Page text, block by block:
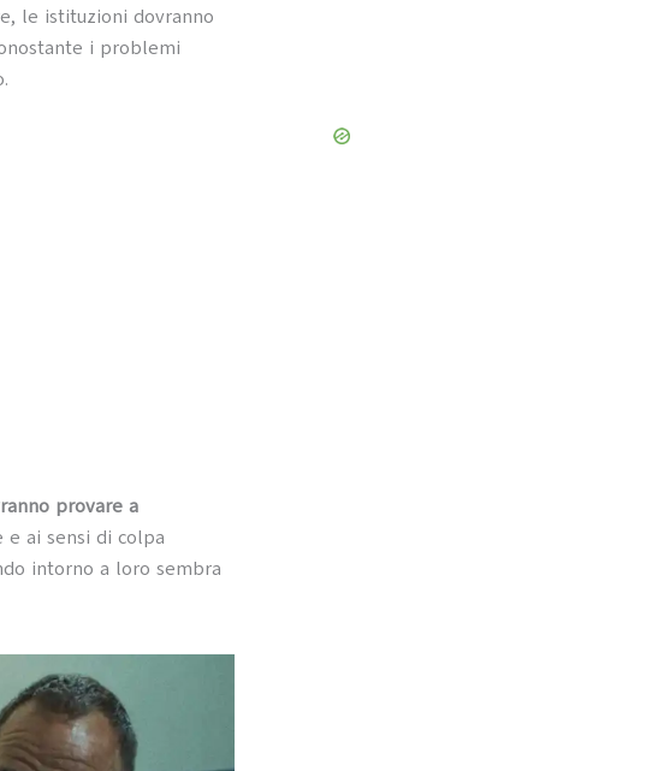
le istituzioni dovranno
i problemi
provare a
ai sensi di colpa
intorno a loro sembra